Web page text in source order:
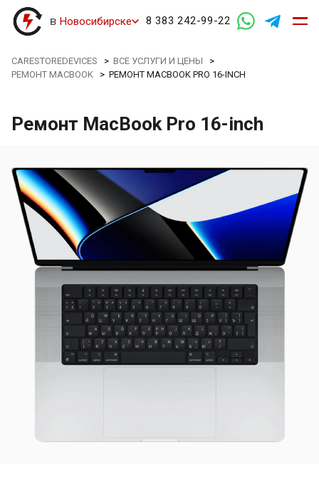
в Новосибирске 8 383 242-99-22
CARESTOREDEVICES >ВСЕ УСЛУГИ И ЦЕНЫ >
РЕМОНТ MACBOOK >РЕМОНТ MACBOOK PRO 16-INCH
Ремонт MacBook Pro 16-inch